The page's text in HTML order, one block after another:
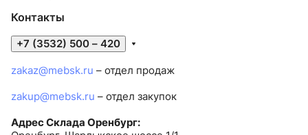
Контакты
+7 (3532) 500 – 420
zakaz@mebsk.ru – отдел продаж
zakup@mebsk.ru – отдел закупок
Адрес Склада Оренбург: